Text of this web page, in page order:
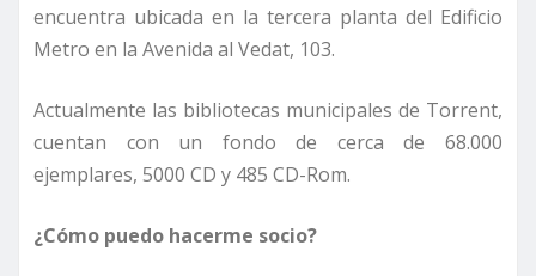
encuentra ubicada en la tercera planta del Edificio
Metro en la Avenida al Vedat, 103.
Actualmente las bibliotecas municipales de Torrent,
cuentan con un fondo de cerca de 68.000
ejemplares, 5000 CD y 485 CD-Rom.
¿Cómo puedo hacerme socio?